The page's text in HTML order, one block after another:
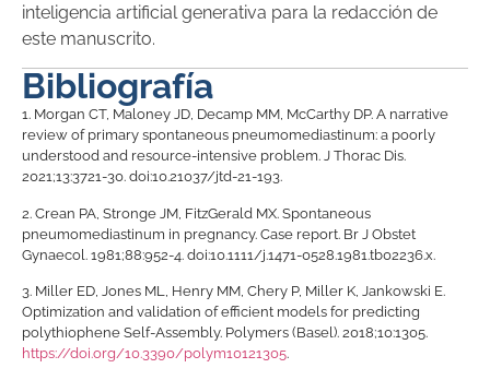
inteligencia artificial generativa para la redacción de
este manuscrito.
Bibliografía
1. Morgan CT, Maloney JD, Decamp MM, McCarthy DP. A narrative
review of primary spontaneous pneumomediastinum: a poorly
understood and resource-intensive problem. J Thorac Dis.
2021;13:3721-30. doi:10.21037/jtd-21-193.
2. Crean PA, Stronge JM, FitzGerald MX. Spontaneous
pneumomediastinum in pregnancy. Case report. Br J Obstet
Gynaecol. 1981;88:952-4. doi:10.1111/j.1471-0528.1981.tb02236.x.
3. Miller ED, Jones ML, Henry MM, Chery P, Miller K, Jankowski E.
Optimization and validation of efficient models for predicting
polythiophene Self-Assembly. Polymers (Basel). 2018;10:1305.
https://doi.org/10.3390/polym10121305.